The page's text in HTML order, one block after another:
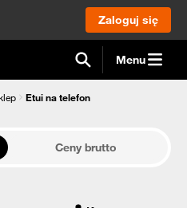
Zaloguj się
Menu
Etui na telefon
Ceny brutto